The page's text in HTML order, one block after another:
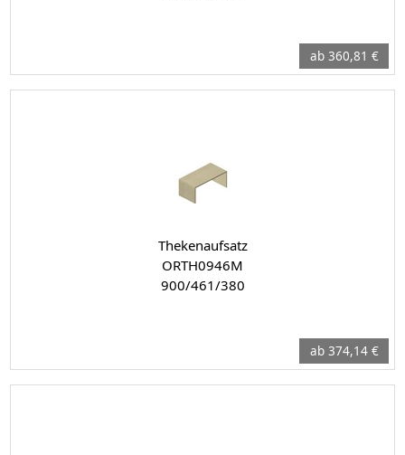
ab 360,81 €
Thekenaufsatz
ORTH0946M
900/461/380
ab 374,14 €